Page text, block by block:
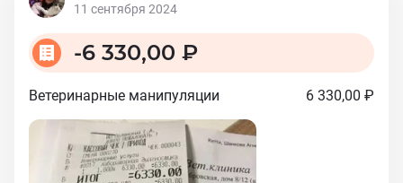
11 сентября 2024
-6 330,00 ₽
Ветеринарные манипуляции 6 330,00 ₽